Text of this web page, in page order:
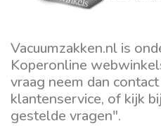
Vacuumzakken.nl is
Koperonline
vraag neem dan
klantenservice, of kijk
gestelde vragen".